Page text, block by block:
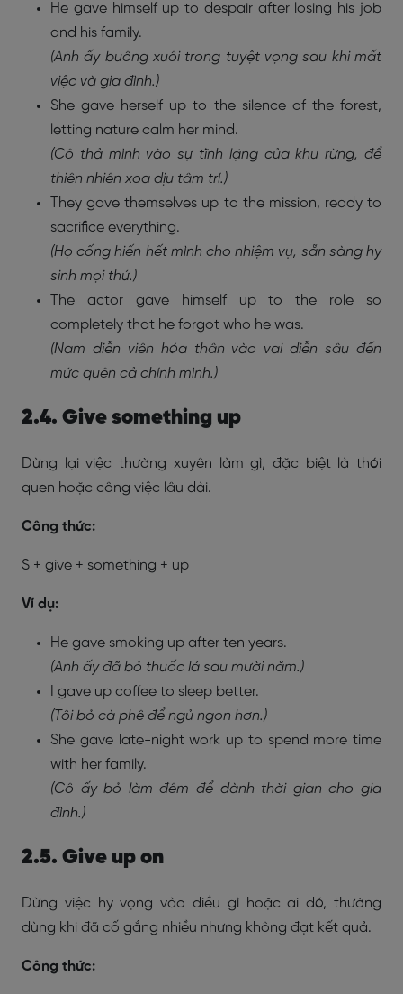
He gave himself up to despair after losing his job
and his family.
(Anh ấy buông xuôi trong tuyệt vọng sau khi mất
việc và gia đình.)
She gave herself up to the silence of the forest,
letting nature calm her mind.
(Cô thả mình vào sự tĩnh lặng của khu rừng, để
thiên nhiên xoa dịu tâm trí.)
They gave themselves up to the mission, ready to
sacrifice everything.
(Họ cống hiến hết mình cho nhiệm vụ, sẵn sàng hy
sinh mọi thứ.)
The actor gave himself up to the role so
completely that he forgot who he was.
(Nam diễn viên hóa thân vào vai diễn sâu đến
mức quên cả chính mình.)
2.4. Give something up
Dừng lại việc thường xuyên làm gì, đặc biệt là thói
quen hoặc công việc lâu dài.
Công thức:
S + give + something + up
Ví dụ:
He gave smoking up after ten years.
(Anh ấy đã bỏ thuốc lá sau mười năm.)
I gave up coffee to sleep better.
(Tôi bỏ cà phê để ngủ ngon hơn.)
She gave late-night work up to spend more time
with her family.
(Cô ấy bỏ làm đêm để dành thời gian cho gia
đình.)
2.5. Give up on
Dừng việc hy vọng vào điều gì hoặc ai đó, thường
dùng khi đã cố gắng nhiều nhưng không đạt kết quả.
Công thức: